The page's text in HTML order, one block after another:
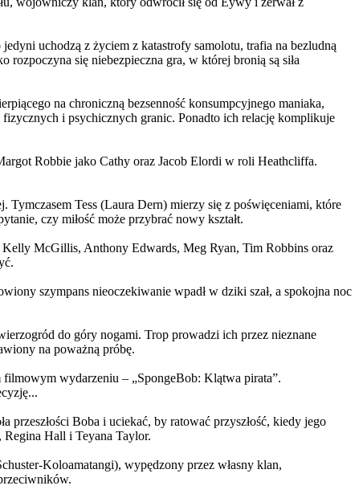
uchodzą z życiem z katastrofy samolotu, trafia na bezludną
się niebezpieczna gra, w której bronią są siła
na chroniczną bezsenność konsumpcyjnego maniaka,
i psychicznych granic. Ponadto ich relację komplikuje
Robbie jako Cathy oraz Jacob Elordi w roli Heathcliffa.
Tess (Laura Dern) mierzy się z poświęceniami, które
czy miłość może przybrać nowy kształt.
McGillis, Anthony Edwards, Meg Ryan, Tim Robbins oraz
szympans nieoczekiwanie wpadł w dziki szał, a spokojna noc
do góry nogami. Trop prowadzi ich przez nieznane
na poważną próbę.
wydarzeniu – „SpongeBob: Klątwa pirata”.
Boba i uciekać, by ratować przyszłość, kiedy jego
Hall i Teyana Taylor.
Koloamatangi), wypędzony przez własny klan,